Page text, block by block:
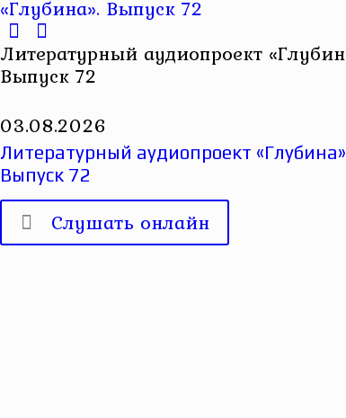
Литературный аудиопроект
Выпуск 72
03.08.2026
Литературный аудиопроект
Выпуск 72
Слушать онлайн